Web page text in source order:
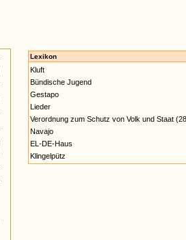
Lexikon
Kluft
Bündische Jugend
Gestapo
Lieder
Verordnung zum Schutz von Volk und Staat
Navajo
EL-DE-Haus
Klingelpütz